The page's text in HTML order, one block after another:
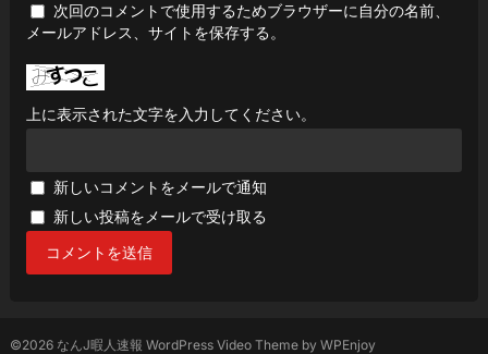
次回のコメントで使用するためブラウザーに自分の名前、
メールアドレス、サイトを保存する。
上に表示された文字を入力してください。
新しいコメントをメールで通知
新しい投稿をメールで受け取る
©2026 なんJ暇人速報 WordPress Video Themeby WPEnjoy